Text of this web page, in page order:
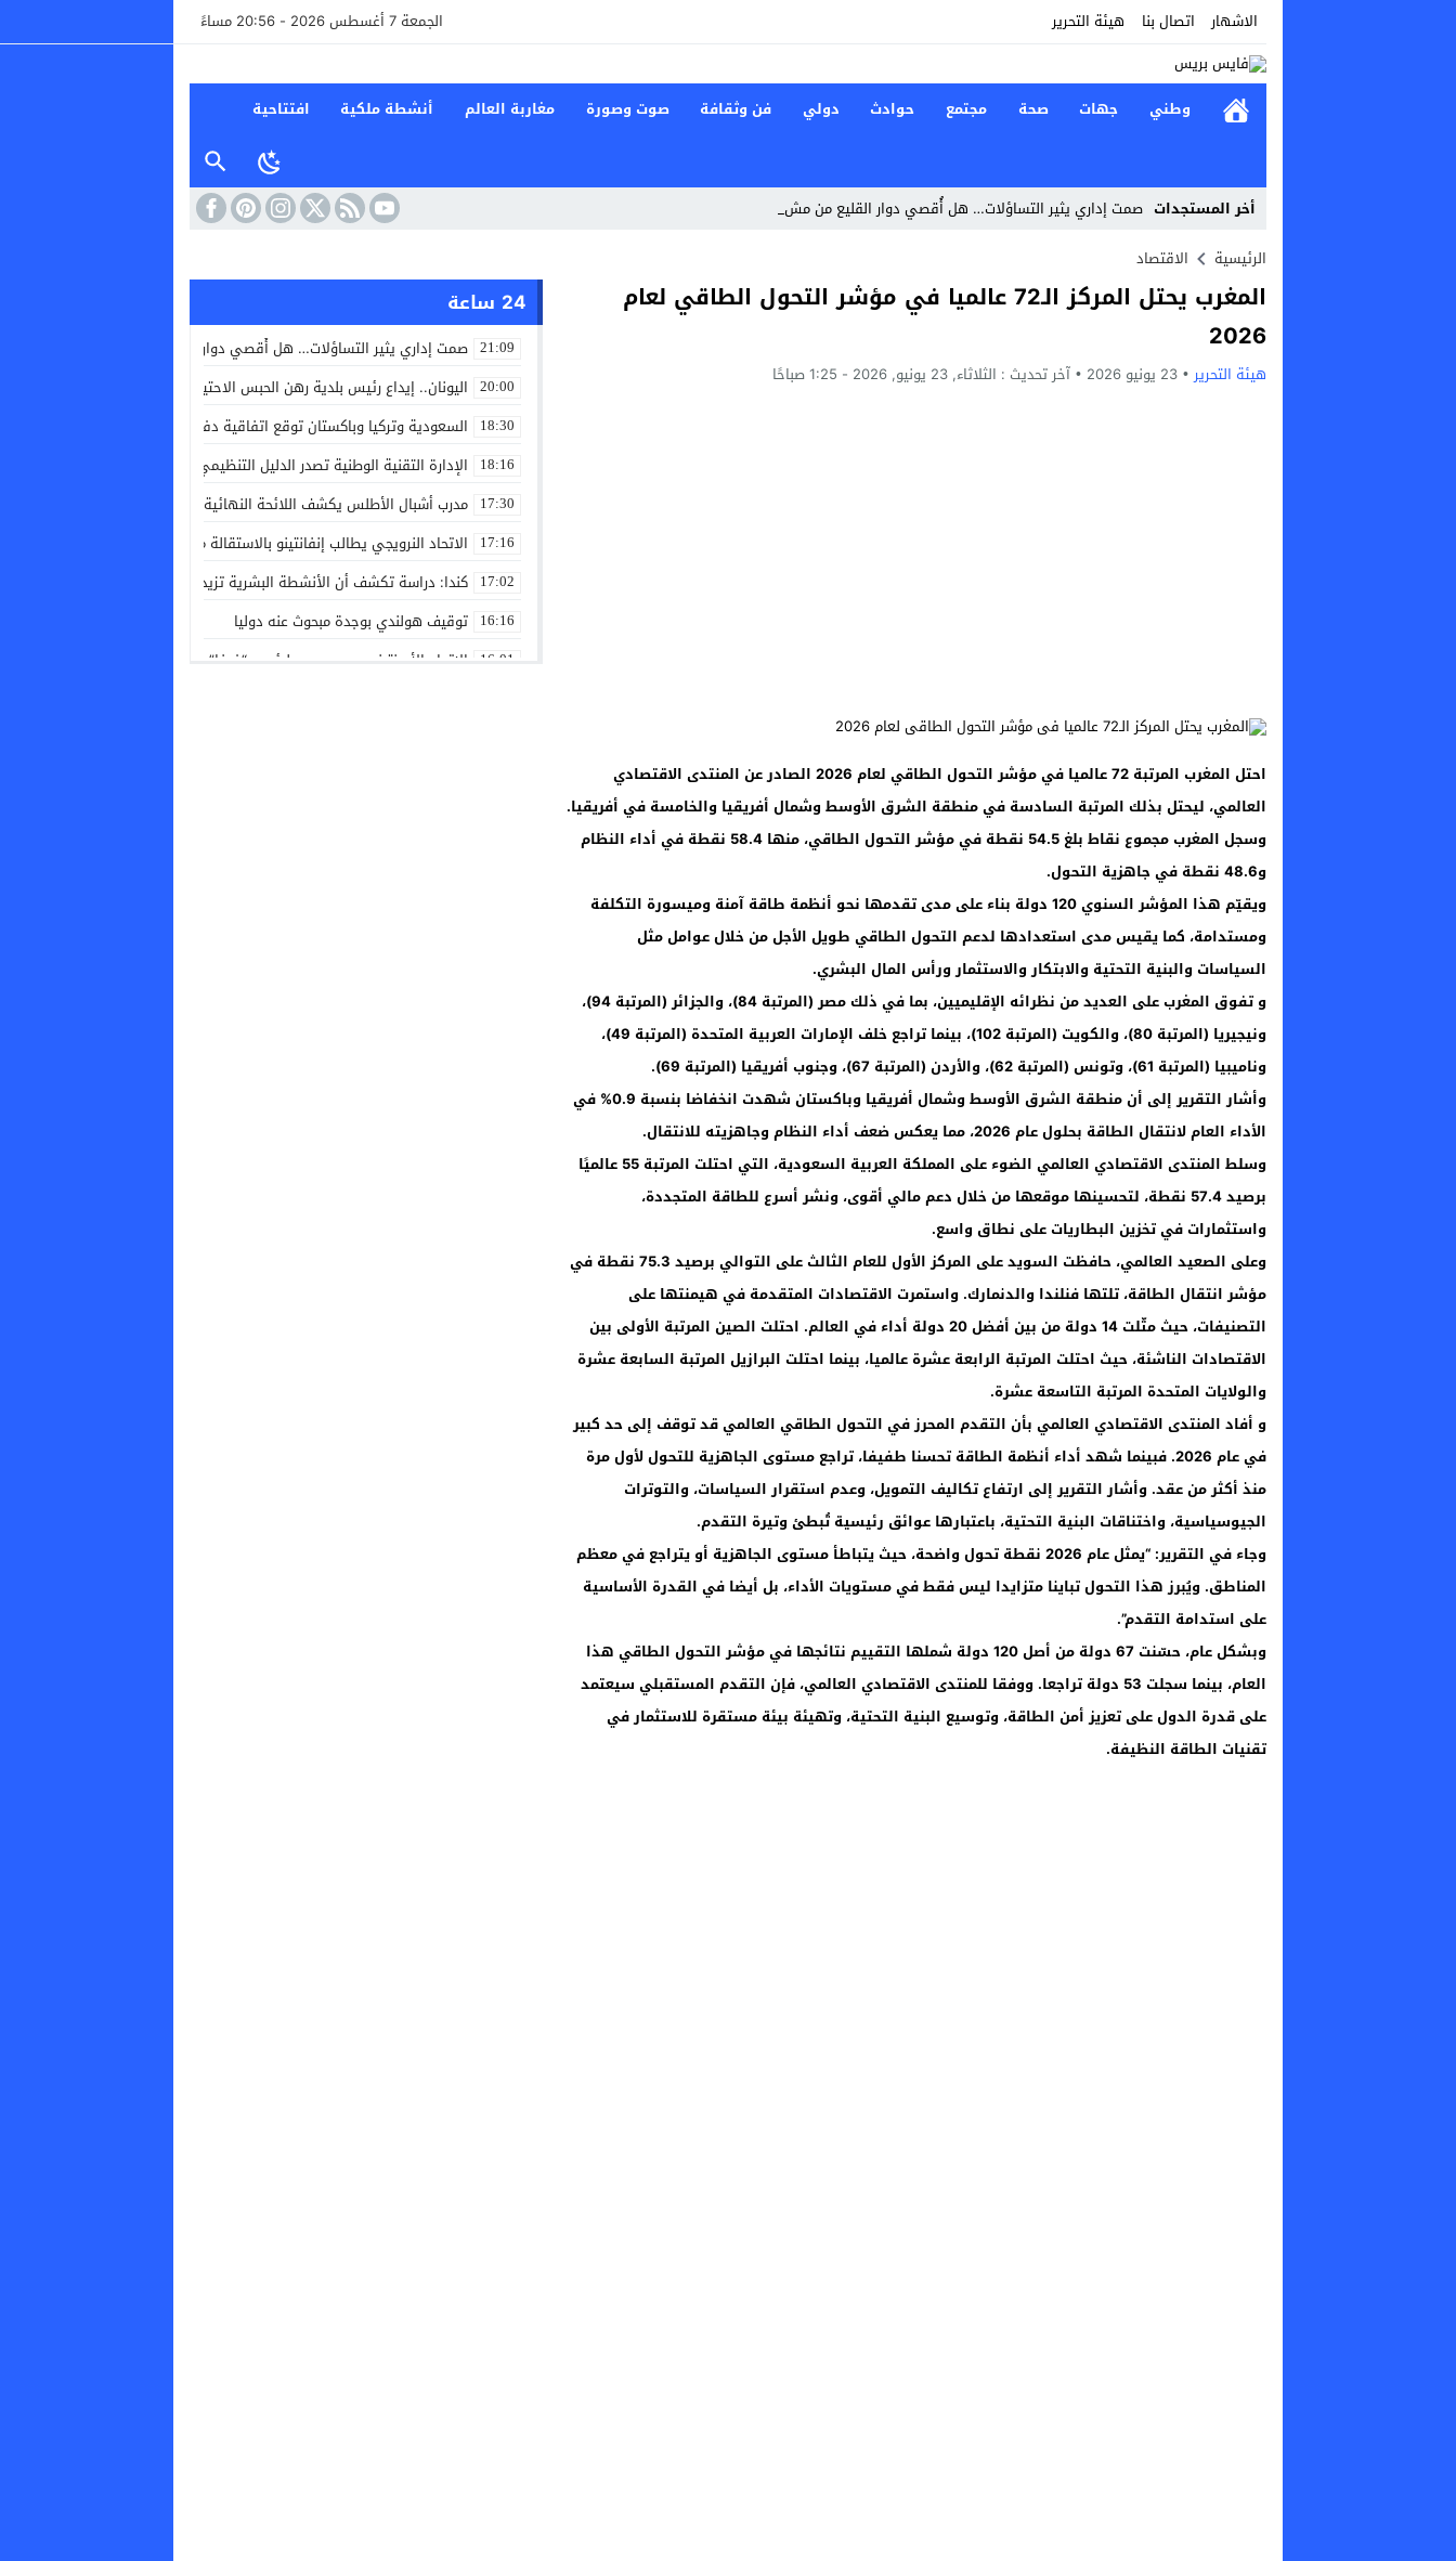
الاشهار اتصال بنا هيئة التحرير الجمعة 7 أغسطس 2026 - 20:56 مساءً
وطني جهات صحة مجتمع حوادث دولي فن وثقافة صوت وصورة مغاربة العالم أنشطة ملكية افتتاحية
أخر المستجدات صمت إداري يثير التساؤلات… هل أُقصي دوار القليع من مشاريع توسي _
Stop
Previous
الرئيسية الاقتصاد
المغرب يحتل المركز الـ72 عالميا في مؤشر التحول الطاقي لعام
2026
هيئة التحرير 23 يونيو 2026 آخر تحديث : الثلاثاء, 23 يونيو, 2026 - 1:25 صباحًا
احتل المغرب المرتبة 72 عالميا في مؤشر التحول الطاقي لعام 2026 الصادر عن المنتدى الاقتصادي
العالمي، ليحتل بذلك المرتبة السادسة في منطقة الشرق الأوسط وشمال أفريقيا والخامسة في أفريقيا.
وسجل المغرب مجموع نقاط بلغ 54.5 نقطة في مؤشر التحول الطاقي، منها 58.4 نقطة في أداء النظام
و48.6 نقطة في جاهزية التحول.
ويقيّم هذا المؤشر السنوي 120 دولة بناء على مدى تقدمها نحو أنظمة طاقة آمنة وميسورة التكلفة
ومستدامة، كما يقيس مدى استعدادها لدعم التحول الطاقي طويل الأجل من خلال عوامل مثل
السياسات والبنية التحتية والابتكار والاستثمار ورأس المال البشري.
و تفوق المغرب على العديد من نظرائه الإقليميين، بما في ذلك مصر (المرتبة 84)، والجزائر (المرتبة 94)،
ونيجيريا (المرتبة 80)، والكويت (المرتبة 102)، بينما تراجع خلف الإمارات العربية المتحدة (المرتبة 49)،
وناميبيا (المرتبة 61)، وتونس (المرتبة 62)، والأردن (المرتبة 67)، وجنوب أفريقيا (المرتبة 69).
وأشار التقرير إلى أن منطقة الشرق الأوسط وشمال أفريقيا وباكستان شهدت انخفاضا بنسبة 0.9% في
الأداء العام لانتقال الطاقة بحلول عام 2026، مما يعكس ضعف أداء النظام وجاهزيته للانتقال.
وسلط المنتدى الاقتصادي العالمي الضوء على المملكة العربية السعودية، التي احتلت المرتبة 55 عالميًا
برصيد 57.4 نقطة، لتحسينها موقعها من خلال دعم مالي أقوى، ونشر أسرع للطاقة المتجددة،
واستثمارات في تخزين البطاريات على نطاق واسع.
وعلى الصعيد العالمي، حافظت السويد على المركز الأول للعام الثالث على التوالي برصيد 75.3 نقطة في
مؤشر انتقال الطاقة، تلتها فنلندا والدنمارك. واستمرت الاقتصادات المتقدمة في هيمنتها على
التصنيفات، حيث مثّلت 14 دولة من بين أفضل 20 دولة أداء في العالم. احتلت الصين المرتبة الأولى بين
الاقتصادات الناشئة، حيث احتلت المرتبة الرابعة عشرة عالميا، بينما احتلت البرازيل المرتبة السابعة عشرة
والولايات المتحدة المرتبة التاسعة عشرة.
و أفاد المنتدى الاقتصادي العالمي بأن التقدم المحرز في التحول الطاقي العالمي قد توقف إلى حد كبير
في عام 2026. فبينما شهد أداء أنظمة الطاقة تحسنا طفيفا، تراجع مستوى الجاهزية للتحول لأول مرة
منذ أكثر من عقد. وأشار التقرير إلى ارتفاع تكاليف التمويل، وعدم استقرار السياسات، والتوترات
الجيوسياسية، واختناقات البنية التحتية، باعتبارها عوائق رئيسية تُبطئ وتيرة التقدم.
وجاء في التقرير: “يمثل عام 2026 نقطة تحول واضحة، حيث يتباطأ مستوى الجاهزية أو يتراجع في معظم
المناطق. ويُبرز هذا التحول تباينا متزايدا ليس فقط في مستويات الأداء، بل أيضا في القدرة الأساسية
على استدامة التقدم”.
وبشكل عام، حسّنت 67 دولة من أصل 120 دولة شملها التقييم نتائجها في مؤشر التحول الطاقي هذا
العام، بينما سجلت 53 دولة تراجعا. ووفقا للمنتدى الاقتصادي العالمي، فإن التقدم المستقبلي سيعتمد
على قدرة الدول على تعزيز أمن الطاقة، وتوسيع البنية التحتية، وتهيئة بيئة مستقرة للاستثمار في
تقنيات الطاقة النظيفة.
24 ساعة
21:09 صمت إداري يثير التساؤلات… هل أُقصي دوار القليع من مشاريع توسيع شبكة
20:00 اليونان.. إيداع رئيس بلدية رهن الحبس الاحتياطي بعد حريق غرب أثينا
18:30 السعودية وتركيا وباكستان توقع اتفاقية دفاع مشترك لتعزيز التعاون الأمني
18:16 الإدارة التقنية الوطنية تصدر الدليل التنظيمي الجديد الخاص بكرة القدم
17:30 مدرب أشبال الأطلس يكشف اللائحة النهائية المشاركة في ألعاب البحر
17:16 الاتحاد النرويجي يطالب إنفانتينو بالاستقالة من رئاسة الفيفا
17:02 كندا: دراسة تكشف أن الأنشطة البشرية تزيد خطر حرائق الغابات
16:16 توقيف هولندي بوجدة مبحوث عنه دوليا
16:01 الاتحاد الأرجنتيني يجدد دعمه لرئيس “فيفا” جياني إنفانتينو